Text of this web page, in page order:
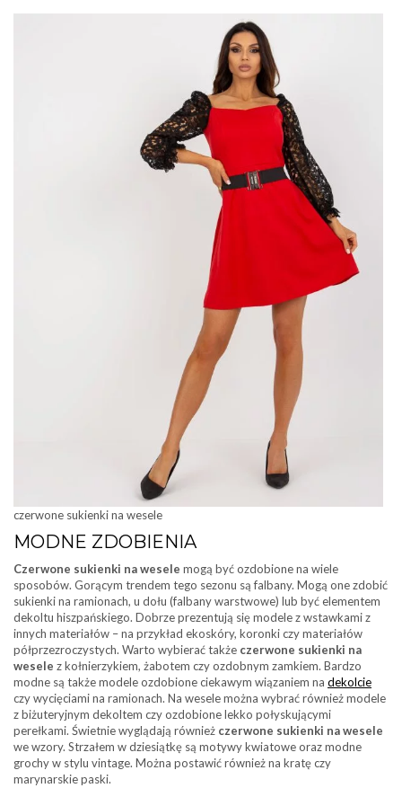
czerwone sukienki na wesele
MODNE ZDOBIENIA
Czerwone sukienki na wesele mogą być ozdobione na wiele
sposobów. Gorącym trendem tego sezonu są falbany. Mogą one zdobić
sukienki na ramionach, u dołu (falbany warstwowe) lub być elementem
dekoltu hiszpańskiego. Dobrze prezentują się modele z wstawkami z
innych materiałów – na przykład ekoskóry, koronki czy materiałów
półprzezroczystych. Warto wybierać także czerwone sukienki na
wesele z kołnierzykiem, żabotem czy ozdobnym zamkiem. Bardzo
modne są także modele ozdobione ciekawym wiązaniem na dekolcie
czy wycięciami na ramionach. Na wesele można wybrać również modele
z biżuteryjnym dekoltem czy ozdobione lekko połyskującymi
perełkami. Świetnie wyglądają również czerwone sukienki na wesele
we wzory. Strzałem w dziesiątkę są motywy kwiatowe oraz modne
grochy w stylu vintage. Można postawić również na kratę czy
marynarskie paski.